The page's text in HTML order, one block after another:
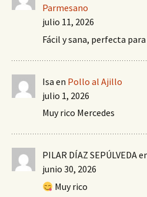
Parmesano
julio 11, 2026
Fácil y sana, perfecta
Isa en Pollo al Ajillo
julio 1, 2026
Muy rico Mercedes
PILAR DÍAZ SEPÚLVEDA
junio 30, 2026
Muy rico